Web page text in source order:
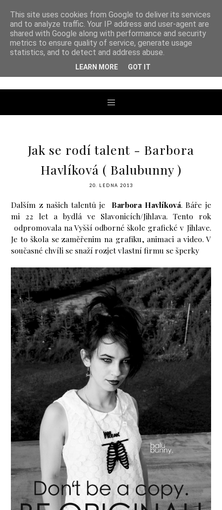
ANDREA TENGLER
Jak se rodí talent - Barbora
Havlíková ( Balubunny )
20. LEDNA 2013
Dalším z našich talentů je Barbora Havlíková. Báře je
mi 22 let a bydlá ve Slavonicích/Jihlava. Tento rok
odpromovala na Vyšší odborné škole grafické v Jihlave.
Je to škola se zaměřenim na grafiku, animaci a video. V
současné chvíli se snaží rozjet vlastní firmu se šperky
This site uses cookies from Google to deliver its services
and to analyze traffic. Your IP address and user-agent are
shared with Google along with performance and security
metrics to ensure quality of service, generate usage
statistics, and to detect and address abuse.
LEARN MORE GOT IT